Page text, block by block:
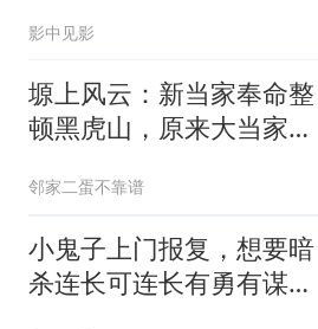
影中见影
塬上风云：新当家奉命整
顿黑虎山，原来大当家还
邻家二蛋不靠谱
小鬼子上门报复，想要暗
杀连长可连长有勇有谋全